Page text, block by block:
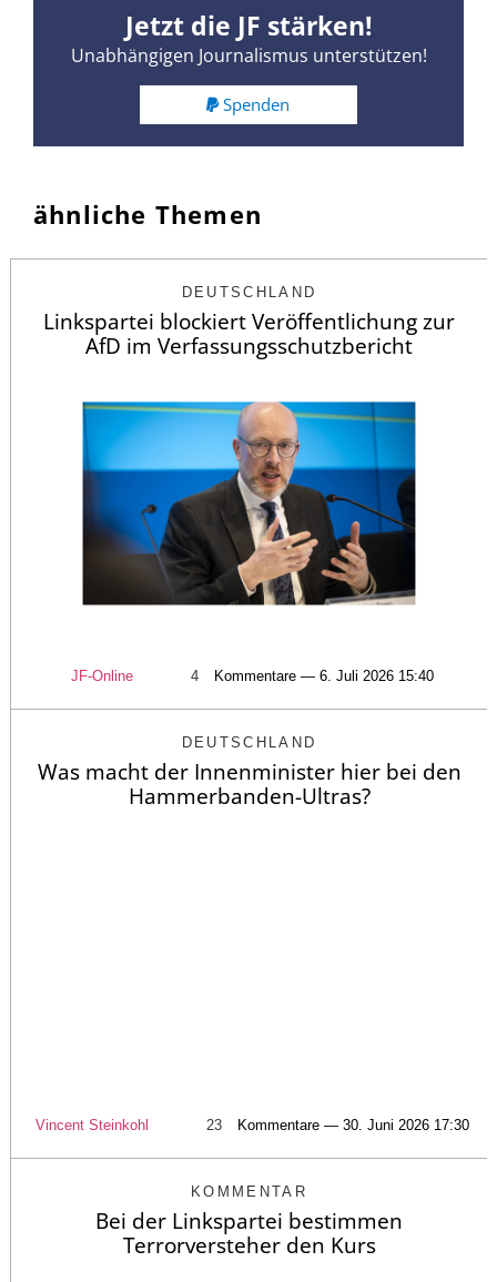
Jetzt die JF stärken!
Unabhängigen Journalismus unterstützen!
Spenden
ähnliche Themen
DEUTSCHLAND
Linkspartei blockiert Veröffentlichung zur
AfD im Verfassungsschutzbericht
JF-Online 4 Kommentare — 6. Juli 2026 15:40
DEUTSCHLAND
Was macht der Innenminister hier bei den
Hammerbanden-Ultras?
Vincent Steinkohl 23 Kommentare — 30. Juni 2026 17:30
KOMMENTAR
Bei der Linkspartei bestimmen
Terrorversteher den Kurs